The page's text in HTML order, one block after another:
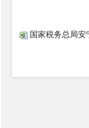
国家税务总局安